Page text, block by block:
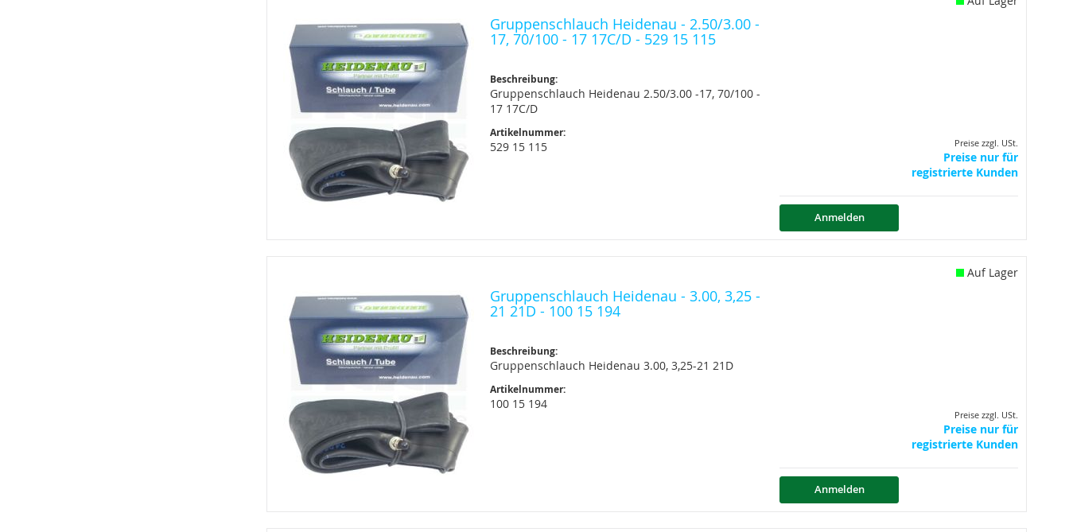
Gruppenschlauch Heidenau - 2.50/3.00 -
17, 70/100 - 17 17C/D - 529 15 115
Beschreibung:
Gruppenschlauch Heidenau 2.50/3.00 -17, 70/100 -
17 17C/D
Artikelnummer:
529 15 115 Preise zzgl. USt.
Preise nur für
registrierte Kunden
Anmelden
Gruppenschlauch Heidenau - 3.00, 3,25 -
21 21D - 100 15 194
Beschreibung:
Gruppenschlauch Heidenau 3.00, 3,25-21 21D
Artikelnummer:
100 15 194
Auf Lager
Preise zzgl. USt.
Preise nur für
registrierte Kunden
Anmelden